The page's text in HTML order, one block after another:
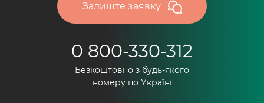
Залиште заявку
0 800-330-312
Безкоштовно з будь-якого
номеру по Україні